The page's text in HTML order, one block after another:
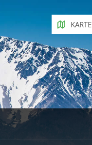
KARTE